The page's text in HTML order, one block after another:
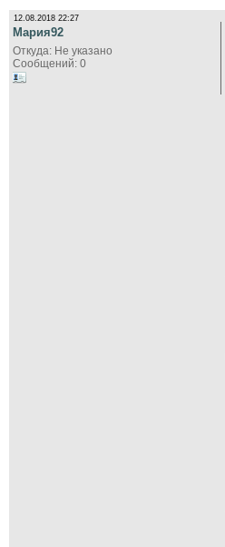
12.08.2018 22:27
Мария92
Откуда: Не указано
Сообщений: 0